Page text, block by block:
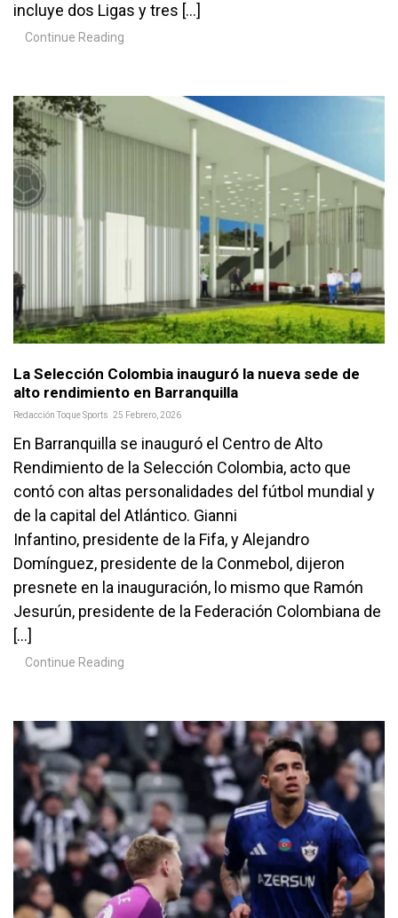
incluye dos Ligas y tres […]
Continue Reading
La Selección Colombia inauguró la nueva sede de
alto rendimiento en Barranquilla
Redacción Toque Sports 25 Febrero, 2026
En Barranquilla se inauguró el Centro de Alto
Rendimiento de la Selección Colombia, acto que
contó con altas personalidades del fútbol mundial y
de la capital del Atlántico. Gianni
Infantino, presidente de la Fifa, y Alejandro
Domínguez, presidente de la Conmebol, dijeron
presnete en la inauguración, lo mismo que Ramón
Jesurún, presidente de la Federación Colombiana de
[…]
Continue Reading